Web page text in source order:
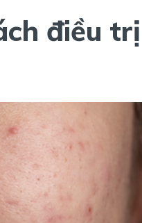
điều trị